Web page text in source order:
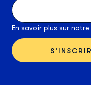
En savoir plus sur notre